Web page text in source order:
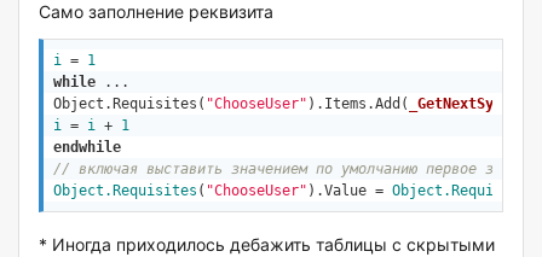
Само заполнение реквизита
i = 1
while
Object .Requisites( "ChooseUser" ).Items.Add(
i = i + 1
endwhile
// включая выставить значением по умолчанию первое
Object .Requisites ( "ChooseUser" ).Value = Object .Requisites
* Иногда приходилось дебажить таблицы с скрытыми